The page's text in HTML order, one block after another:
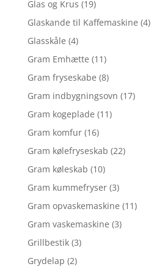
Glas og Krus (19)
Glaskande til Kaffemaskine (4)
Glasskåle (4)
Gram Emhætte (11)
Gram fryseskabe (8)
Gram indbygningsovn (17)
Gram kogeplade (11)
Gram komfur (16)
Gram kølefryseskab (22)
Gram køleskab (10)
Gram kummefryser (3)
Gram opvaskemaskine (11)
Gram vaskemaskine (3)
Grillbestik (3)
Grydelap (2)